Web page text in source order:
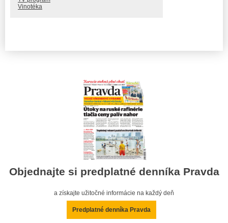
Vinotéka
Objednajte si predplatné denníka Pravda
a získajte užitočné informácie na každý deň
Predplatné denníka Pravda